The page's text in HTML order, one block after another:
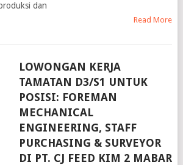
dan
Read More
LOWONGAN KERJA
TAMATAN D3/S1 UNTUK
POSISI: FOREMAN
MECHANICAL
ENGINEERING, STAFF
PURCHASING & SURVEYOR
DI PT. CJ FEED KIM 2 MABAR